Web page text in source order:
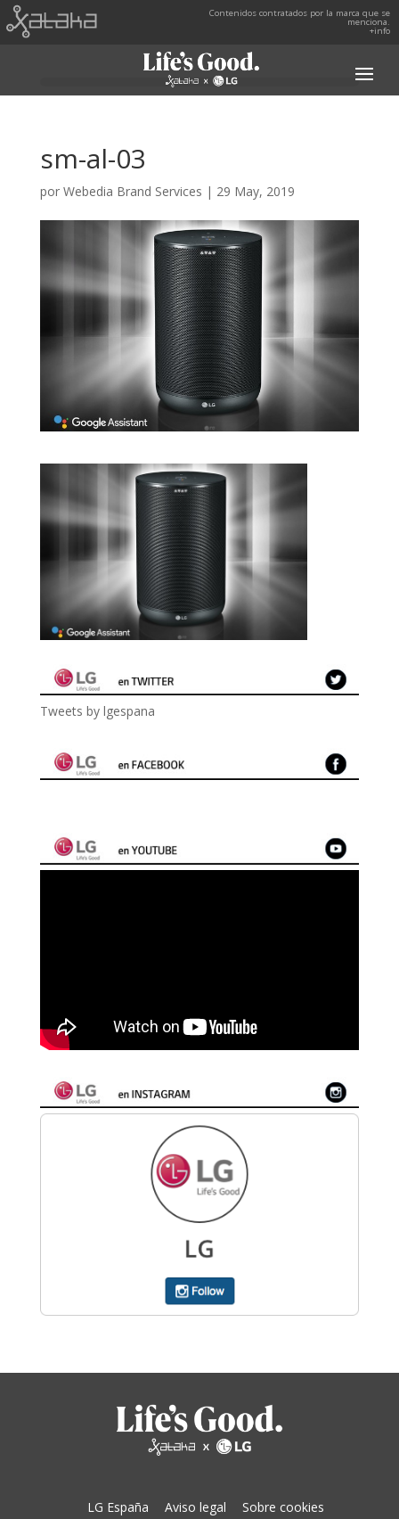
Contenidos contratados por la marca que se
menciona.
+info
sm-al-03
por Webedia Brand Services | 29 May, 2019
Tweets by lgespana
LG España Aviso legal Sobre cookies